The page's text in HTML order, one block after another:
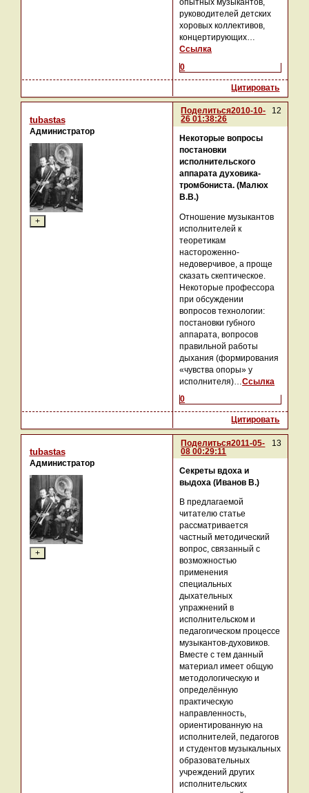
опытных музыкантов,
руководителей детских
хоровых коллективов,
концертирующих…
Ссылка
0
Цитировать
Поделиться 12
2010-10-
26 01:38:26
tubastas
Администратор
Некоторые вопросы
постановки
исполнительского
аппарата духовика-
тромбониста. (Малюх
В.В.)
Отношение музыкантов
исполнителей к
теоретикам
настороженно-
недоверчивое, а проще
сказать скептическое.
Некоторые профессора
при обсуждении
вопросов технологии:
постановки губного
аппарата, вопросов
правильной работы
дыхания (формирования
«чувства опоры» у
исполнителя)…Ссылка
0
Цитировать
Поделиться 13
2011-05-
08 00:29:11
tubastas
Администратор
Секреты вдоха и
выдоха (Иванов В.)
В предлагаемой
читателю статье
рассматривается
частный методический
вопрос, связанный с
возможностью
применения
специальных
дыхательных
упражнений в
исполнительском и
педагогическом процессе
музыкантов-духовиков.
Вместе с тем данный
материал имеет общую
методологическую и
определённую
практическую
направленность,
ориентированную на
исполнителей, педагогов
и студентов музыкальных
образовательных
учреждений других
исполнительских